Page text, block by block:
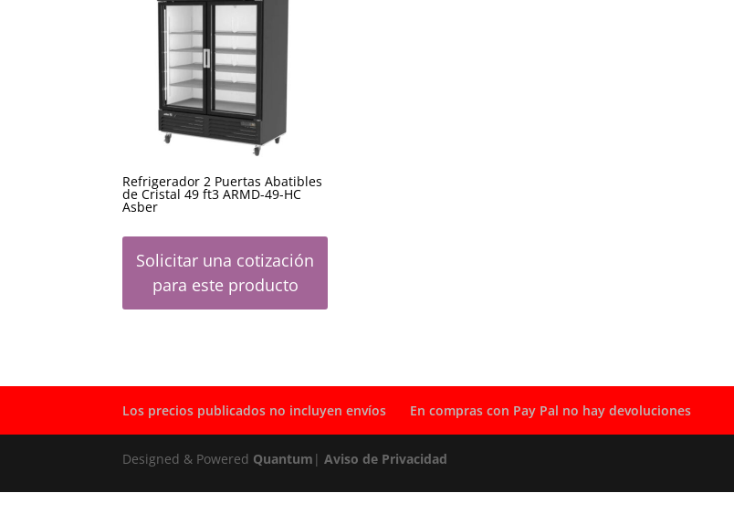
Refrigerador 2 Puertas Abatibles
de Cristal 49 ft3 ARMD-49-HC
Asber
Solicitar una cotización
para este producto
Los precios publicados no incluyen envíos En compras con Pay Pal no hay devoluciones
Designed & Powered Quantum |Aviso de Privacidad